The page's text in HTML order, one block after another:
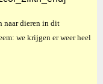
naar dieren in dit
we krijgen er weer heel